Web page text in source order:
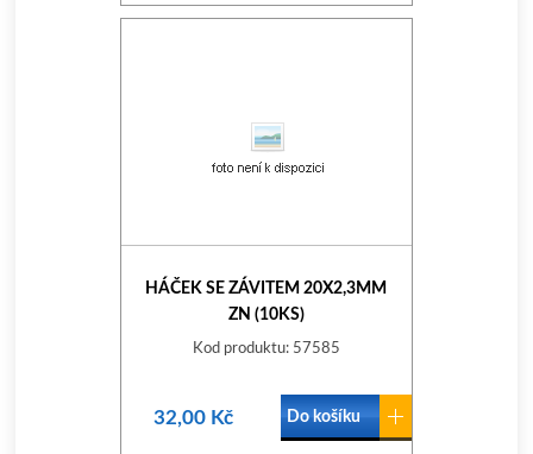
HÁČEK SE ZÁVITEM 20X2,3MM
ZN (10KS)
Kod produktu: 57585
32,00 Kč Do košíku